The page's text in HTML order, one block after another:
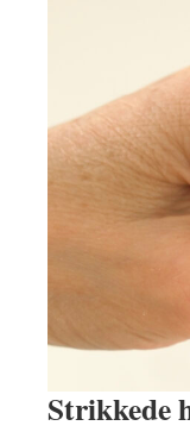
Strikkede